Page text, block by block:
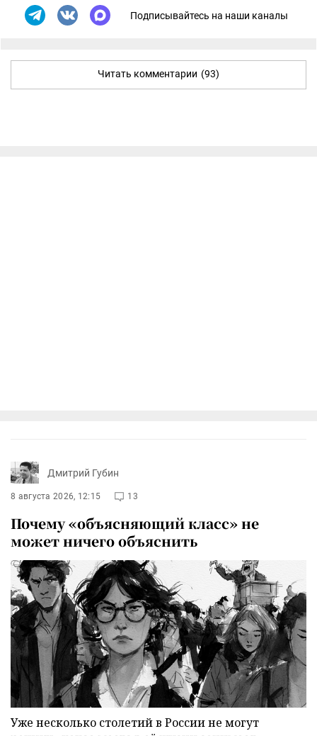
Подписывайтесь на наши каналы
Читать комментарии (93)
Дмитрий Губин
8 августа 2026, 12:15 13
Почему «объясняющий класс» не
может ничего объяснить
Уже несколько столетий в России не могут